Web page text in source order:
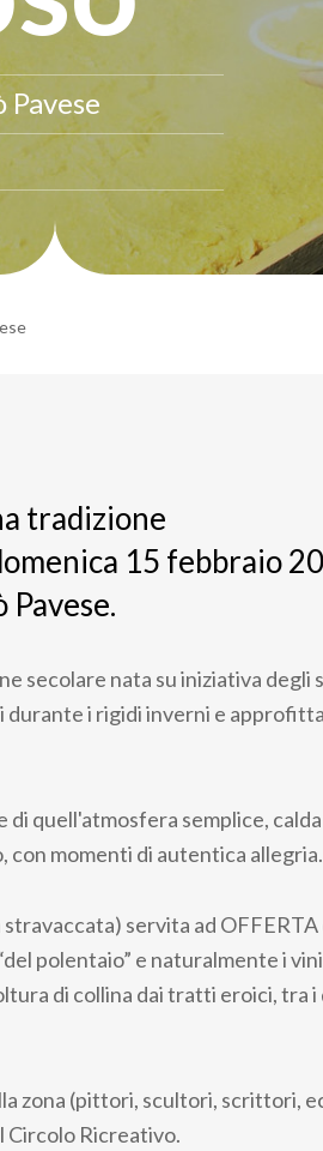
tradizione
15 febbraio
secolare nata su iniziativa degli
i rigidi inverni e
quell'atmosfera semplice,
momenti di autentica allegria.
servita ad OFFERTA
polentaio” e naturalmente i
di collina dai tratti eroici, tra i
zona (pittori, scultori, scrittori,
Circolo Ricreativo.